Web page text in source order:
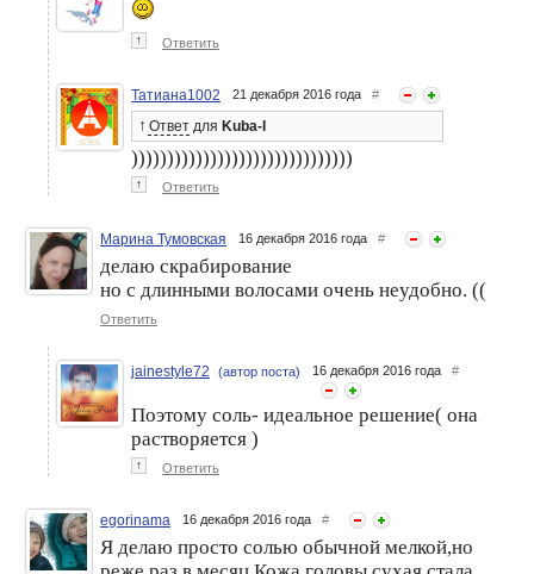
↑ Ответить
Татиана1002 21 декабря 2016 года #
↑ Ответ для Kuba-I
)))))))))))))))))))))))))))))))
↑ Ответить
Марина Тумовская 16 декабря 2016 года #
делаю скрабирование
но с длинными волосами очень неудобно. ((
Ответить
jainestyle72 (автор поста) 16 декабря 2016 года #
Поэтому соль- идеальное решение( она
растворяется )
↑ Ответить
egorinama 16 декабря 2016 года #
Я делаю просто солью обычной мелкой,но